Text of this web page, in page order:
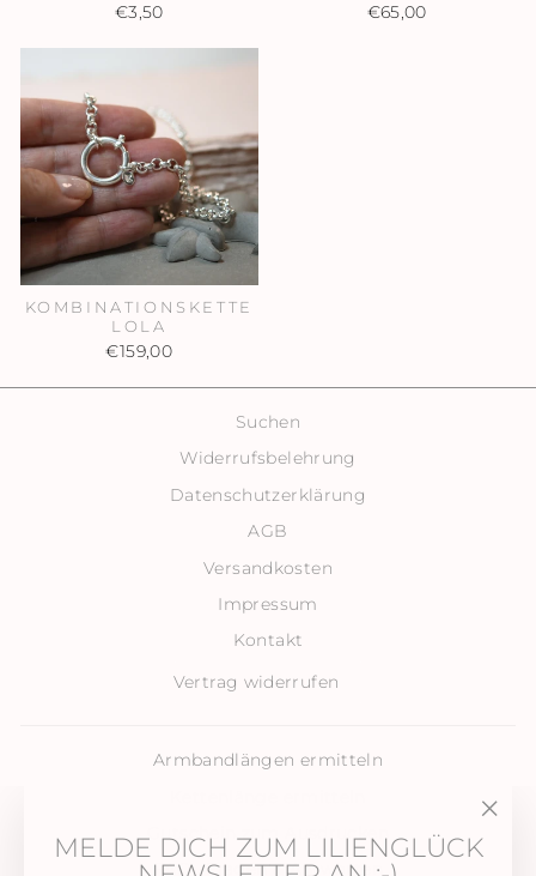
MELDE DICH ZUM LILIENGLÜCK
€3,50
€65,00
KOMBINATIONSKETTE
LOLA
€159,00
Suchen
Widerrufsbelehrung
Datenschutzerklärung
AGB
Versandkosten
Impressum
Kontakt
Vertrag widerrufen
Armbandlängen ermitteln
FAQ . Fragen & Antworten